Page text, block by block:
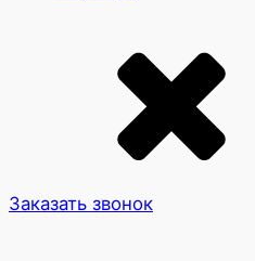
Заказать звонок